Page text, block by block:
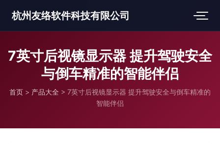
杭州友络软件科技有限公司
7英寸后视镜显示器 提升驾驶安全
与倒车精准的智能伴侣
首页 > 产品大全 > 7英寸后视镜显示器 提升驾驶安全与倒车精准的
智能伴侣